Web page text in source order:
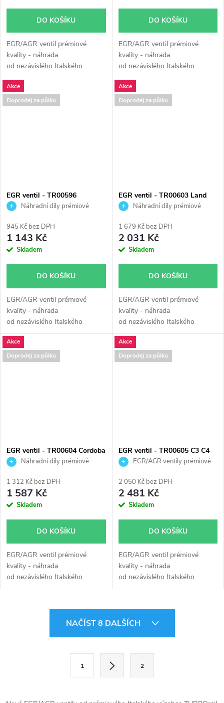
DO KOŠÍKU
EGR/AGR ventil prémiové
kvality - náhrada
od nezávislého Italského
výrobce Turborail s.r.l.
DO KOŠÍKU
EGR/AGR ventil prémiové
kvality - náhrada
od nezávislého Italského
výrobce Turborail s.r.l.
Akce
Doprodej za půlku
EGR ventil - TR00596
Mercedes-Benz G Sprinter Vito
Náhradní díly prémiové
945 Kč bez DPH
1 143 Kč
Skladem
DO KOŠÍKU
EGR/AGR ventil prémiové
kvality - náhrada
od nezávislého Italského
výrobce Turborail s.r.l.
Akce
Doprodej za půlku
EGR ventil - TR00603 Land
Rover 2.7D 140kW
Náhradní díly prémiové
1 679 Kč bez DPH
2 031 Kč
Skladem
DO KOŠÍKU
EGR/AGR ventil prémiové
kvality - náhrada
od nezávislého Italského
výrobce Turborail s.r.l.
Akce
Doprodej za půlku
EGR ventil - TR00604 Cordoba
Polo 1.0 1.4
Náhradní díly prémiové
1 312 Kč bez DPH
1 587 Kč
Skladem
DO KOŠÍKU
EGR/AGR ventil prémiové
kvality - náhrada
od nezávislého Italského
výrobce Turborail s.r.l.
Akce
Doprodej za půlku
EGR ventil - TR00605 C3 C4
Fiesta Focus Mondeo Laguna
EGR/AGR ventily prémiové
2 050 Kč bez DPH
2 481 Kč
Skladem
DO KOŠÍKU
EGR/AGR ventil prémiové
kvality - náhrada
od nezávislého Italského
výrobce Turborail s.r.l.
NAČÍST 8 DALŠÍCH
1 2